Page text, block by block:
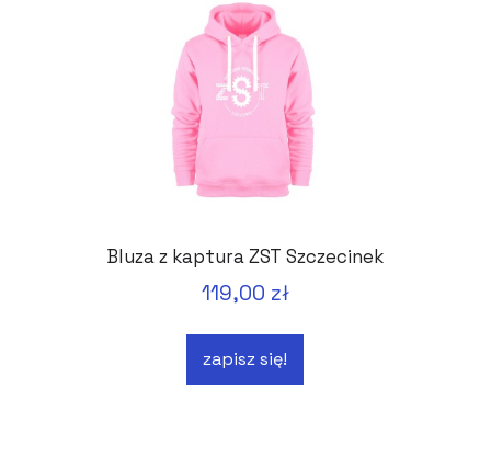
Bluza z kaptura ZST Szczecinek
119,00 zł
zapisz się!